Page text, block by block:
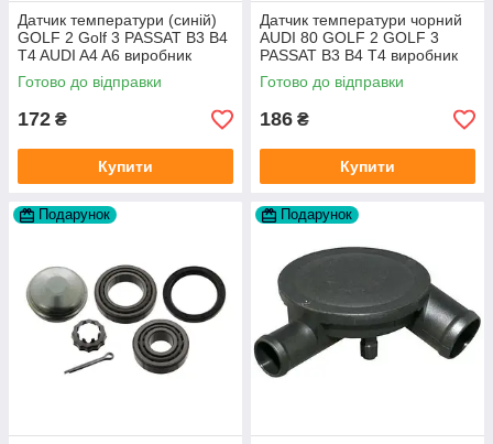
Датчик температури (синій)
GOLF 2 Golf 3 PASSAT B3 B4
T4 AUDI A4 A6 виробник
Topran Німеччина
Готово до відправки
172 ₴
Купити
Датчик температури чорний
AUDI 80 GOLF 2 GOLF 3
PASSAT B3 B4 T4 виробник
TOPRAN Німеччина
Готово до відправки
186 ₴
Купити
Подарунок Подарунок